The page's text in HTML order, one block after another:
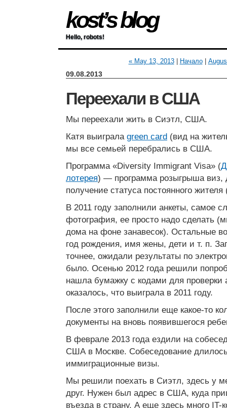
kost’s blog
Hello, robots!
« May 13, 2013| Начало|
09.08.2013
Переехали в США
Мы переехали жить в Сиэтл, США.
Катя выиграла green card (вид на
мы все семьей перебрались в США.
Программа «Diversity Immigrant Visa» (
лотерея) — программа розыгрыша виз,
получение статуса постоянного
В 2011 году заполнили анкеты, самое
фотография, ее просто надо сделать
дома на фоне занавесок). Остальные
год рождения, имя жены, дети и т. п.
точнее, ожидали результаты по
было. Осенью 2012 года решили
нашла бумажку с кодами для проверки
оказалось, что выиграла в 2011 году.
После этого заполнили еще какое-то
документы на вновь появившегося
В феврале 2013 года ездили на
США в Москве. Собеседование
иммиграционные визы.
Мы решили поехать в Сиэтл, здесь у
друг. Нужен был адрес в США, куда
въезда в страну. А еще здесь много IT-